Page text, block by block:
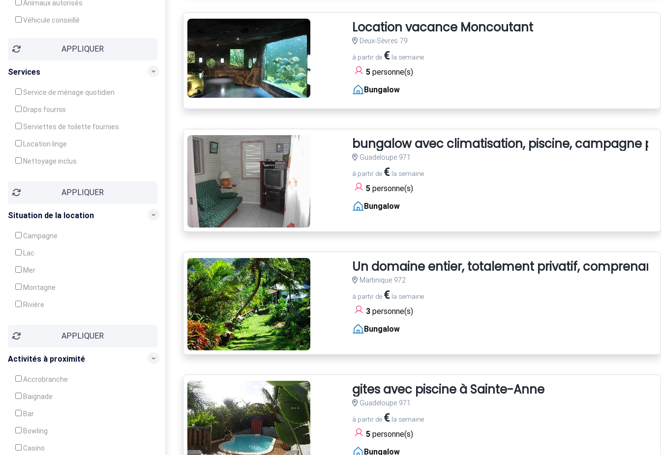
Animaux autorisés
Véhicule conseillé
APPLIQUER
Services
Service de ménage quotidien
Draps fournis
Serviettes de toilette fournies
Location linge
Nettoyage inclus
Garde d'enfants
Crèche
APPLIQUER
Situation de la location
Campagne
Lac
Mer
Montagne
Rivière
APPLIQUER
Activités à proximité
Accrobranche
Baignade
Bar
Bowling
Casino
Location vacance Moncoutant
Deux-Sèvres 79
à partir de €la semaine
5personne(s)
Bungalow
bungalow avec climatisation, piscine, campagne
Guadeloupe 971
à partir de €la semaine
5personne(s)
Bungalow
Un domaine entier, totalement privatif,
Martinique 972
à partir de €la semaine
3personne(s)
Bungalow
gites avec piscine à Sainte-Anne
Guadeloupe 971
à partir de €la semaine
5personne(s)
Bungalow